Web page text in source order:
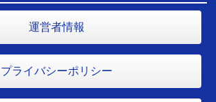
運営者情報
プライバシーポリシー